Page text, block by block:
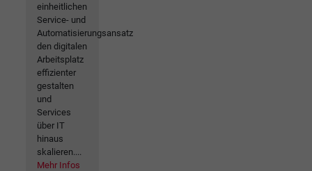
einheitlichen
Service- und
Automatisierungsansatz
den digitalen
Arbeitsplatz
effizienter
gestalten
und
Services
über IT
hinaus
skalieren....
Mehr Infos